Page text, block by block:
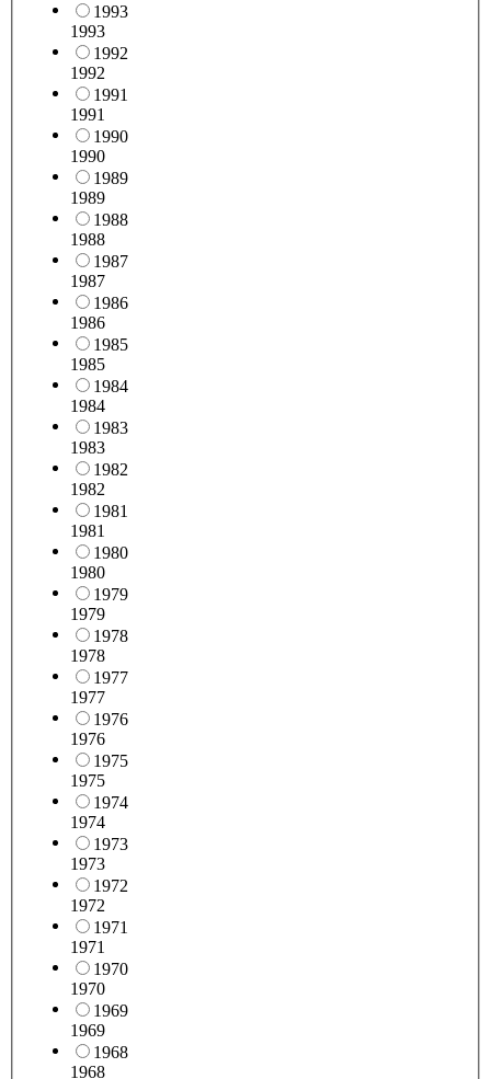
1993
1993
1992
1992
1991
1991
1990
1990
1989
1989
1988
1988
1987
1987
1986
1986
1985
1985
1984
1984
1983
1983
1982
1982
1981
1981
1980
1980
1979
1979
1978
1978
1977
1977
1976
1976
1975
1975
1974
1974
1973
1973
1972
1972
1971
1971
1970
1970
1969
1969
1968
1968